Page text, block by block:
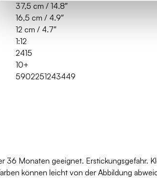
37,5 cm / 14.8″
16,5 cm / 4.9″
12 cm / 4.7″
1:12
2415
10+
5902251243449
36 Monaten geeignet. Erstickungsgefahr.
können leicht von der Abbildung